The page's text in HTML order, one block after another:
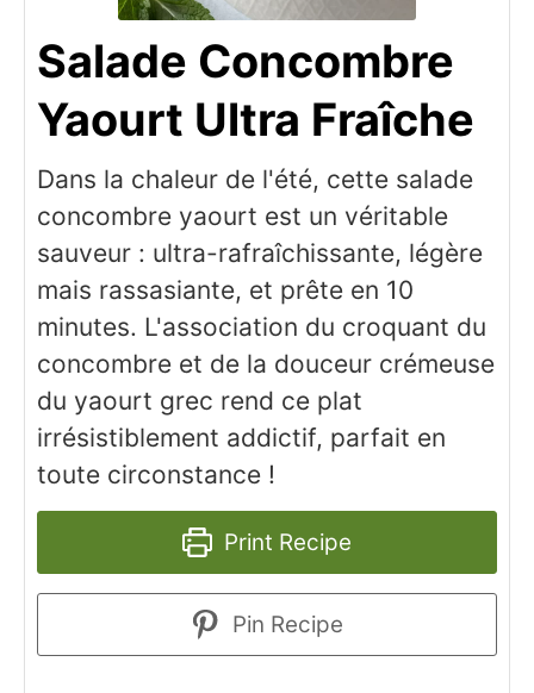
Salade Concombre
Yaourt Ultra Fraîche
Dans la chaleur de l'été, cette salade
concombre yaourt est un véritable
sauveur : ultra-rafraîchissante, légère
mais rassasiante, et prête en 10
minutes. L'association du croquant du
concombre et de la douceur crémeuse
du yaourt grec rend ce plat
irrésistiblement addictif, parfait en
toute circonstance !
Print Recipe
Pin Recipe